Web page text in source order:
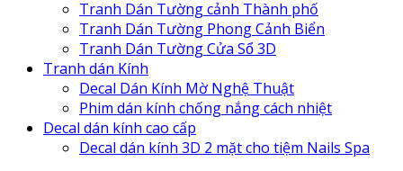
Tranh Dán Tường cảnh Thành phố
Tranh Dán Tường Phong Cảnh Biển
Tranh Dán Tường Cửa Sổ 3D
Tranh dán Kính
Decal Dán Kính Mờ Nghệ Thuật
Phim dán kính chống nắng cách nhiệt
Decal dán kính cao cấp
Decal dán kính 3D 2 mặt cho tiệm Nails Spa